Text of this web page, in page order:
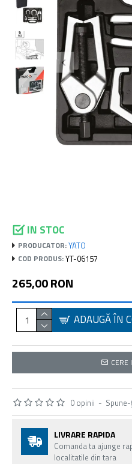
IN STOC
PRODUCATOR:YATO
COD PRODUS:YT-06157
0 opinii -
265,00 RON
ADAUGĂ ÎN
CERE
LIVRARE RAPIDA
Comanda ta ajunge
localitatile din tara